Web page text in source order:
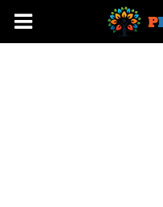
Prowital.pl